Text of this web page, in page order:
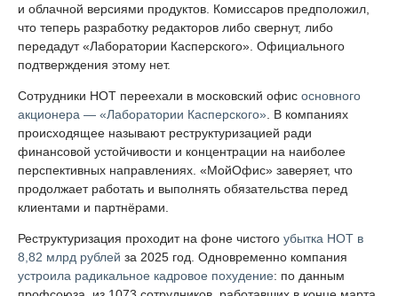
и облачной версиями продуктов. Комиссаров предположил,
что теперь разработку редакторов либо свернут, либо
передадут «Лаборатории Касперского». Официального
подтверждения этому нет.
Сотрудники НОТ переехали в московский офис основного
акционера — «Лаборатории Касперского» . В компаниях
происходящее называют реструктуризацией ради
финансовой устойчивости и концентрации на наиболее
перспективных направлениях. «МойОфис» заверяет, что
продолжает работать и выполнять обязательства перед
клиентами и партнёрами.
Реструктуризация проходит на фоне чистого убытка НОТ в
8,82 млрд рублей за 2025 год. Одновременно компания
устроила радикальное кадровое похудение: по данным